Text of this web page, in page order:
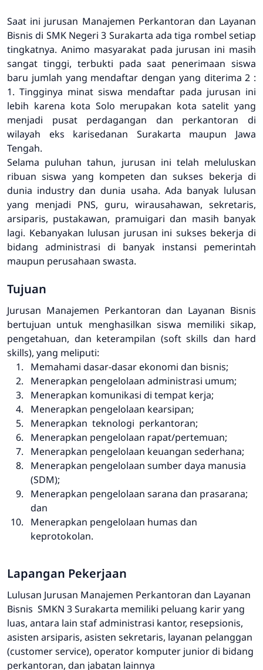
Saat ini jurusan Manajemen Perkantoran dan Layanan
Bisnis di SMK Negeri 3 Surakarta ada tiga rombel setiap
tingkatnya. Animo masyarakat pada jurusan ini masih
sangat tinggi, terbukti pada saat penerimaan siswa
baru jumlah yang mendaftar dengan yang diterima 2 :
1. Tingginya minat siswa mendaftar pada jurusan ini
lebih karena kota Solo merupakan kota satelit yang
menjadi pusat perdagangan dan perkantoran di
wilayah eks karisedanan Surakarta maupun Jawa
Tengah.
Selama puluhan tahun, jurusan ini telah meluluskan
ribuan siswa yang kompeten dan sukses bekerja di
dunia industry dan dunia usaha. Ada banyak lulusan
yang menjadi PNS, guru, wirausahawan, sekretaris,
arsiparis, pustakawan, pramuigari dan masih banyak
lagi. Kebanyakan lulusan jurusan ini sukses bekerja di
bidang administrasi di banyak instansi pemerintah
maupun perusahaan swasta.
Tujuan
Jurusan Manajemen Perkantoran dan Layanan Bisnis
bertujuan untuk menghasilkan siswa memiliki sikap,
pengetahuan, dan keterampilan (soft skills dan hard
skills), yang meliputi:
Memahami dasar-dasar ekonomi dan bisnis;
Menerapkan pengelolaan administrasi umum;
Menerapkan komunikasi di tempat kerja;
Menerapkan pengelolaan kearsipan;
Menerapkan teknologi perkantoran;
Menerapkan pengelolaan rapat/pertemuan;
Menerapkan pengelolaan keuangan sederhana;
Menerapkan pengelolaan sumber daya manusia
(SDM);
Menerapkan pengelolaan sarana dan prasarana;
dan
Menerapkan pengelolaan humas dan
keprotokolan.
Lapangan Pekerjaan
Lulusan Jurusan Manajemen Perkantoran dan Layanan
Bisnis SMKN 3 Surakarta memiliki peluang karir yang
luas, antara lain staf administrasi kantor, resepsionis,
asisten arsiparis, asisten sekretaris, layanan pelanggan
(customer service), operator komputer junior di bidang
perkantoran, dan jabatan lainnya